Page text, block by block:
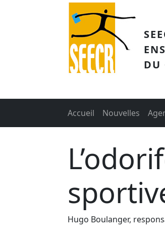
Aller au contenu principal
DU
Main menu
Accueil Nouvelles
Hugo Boulanger,